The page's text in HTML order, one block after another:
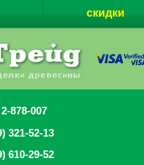
скидки
878-007
321-52-13
610-29-52